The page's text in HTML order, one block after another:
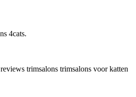
4cats.
reviews trimsalons trimsalons voor katten